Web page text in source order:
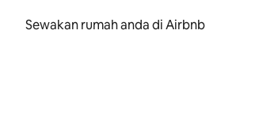
Sewakan rumah anda di Airbnb